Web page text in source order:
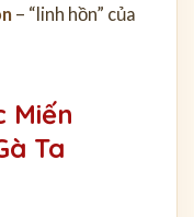
– “linh hồn” của
Miến
Ta